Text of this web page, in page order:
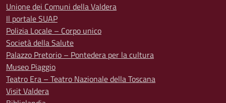
Unione dei Comuni della Valdera
Il portale SUAP
Polizia Locale – Corpo unico
Società della Salute
Palazzo Pretorio – Pontedera per la cultura
Museo Piaggio
Teatro Era – Teatro Nazionale della Toscana
Visit Valdera